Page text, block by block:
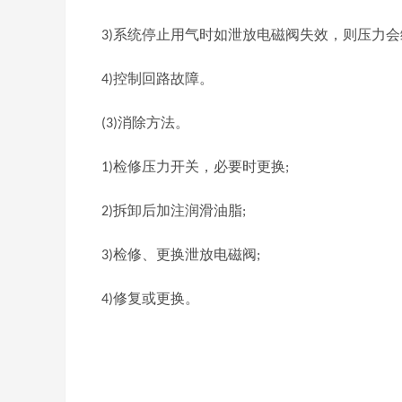
3)系统停止用气时如泄放电磁阀失效，则压力
4)控制回路故障。
(3)消除方法。
1)检修压力开关，必要时更换;
2)拆卸后加注润滑油脂;
3)检修、更换泄放电磁阀;
4)修复或更换。